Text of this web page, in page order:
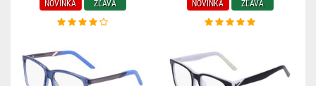
NOVINKA ZĽAVA NOVINKA ZĽAVA